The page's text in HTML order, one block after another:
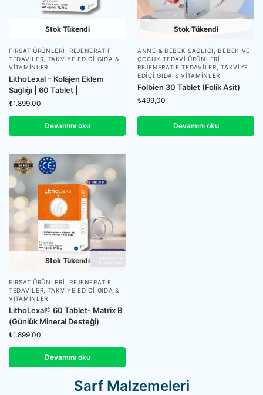
Stok Tükendi
FIRSAT ÜRÜNLERI
REJENERATIF
TEDAVILER
TAKVIYE EDICI GIDA &
VITAMINLER
LithoLexal – Kolajen Eklem
Sağlığı | 60 Tablet |
₺1.899,00
Devamını oku
Stok Tükendi
ANNE & BEBEK SAĞLIĞI
BEBEK VE
ÇOCUK TEDAVI ÜRÜNLERI
REJENERATIF TEDAVILER ,TAKVIYE
EDICI GIDA & VITAMINLER
Folbien 30 Tablet (Folik Asit)
₺499,00
Devamını oku
Stok Tükendi
FIRSAT ÜRÜNLERI
REJENERATIF
TEDAVILER
TAKVIYE EDICI GIDA &
VITAMINLER
LithoLexal® 60 Tablet- Matrix B
(Günlük Mineral Desteği)
₺1.899,00
Devamını oku
Sarf Malzemeleri